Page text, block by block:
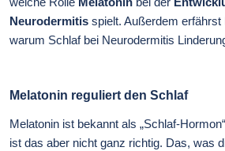
Neurodermitis spielt. Außerdem erfährst
warum Schlaf bei Neurodermitis
Melatonin reguliert den Schlaf
Melatonin ist bekannt als „Schlaf-
ist das aber nicht ganz richtig. Das, was